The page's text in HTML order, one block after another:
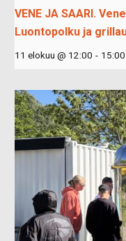
VENE JA SAARI.
Luontopolku ja
11 elokuu @ 12:00 - 15:00